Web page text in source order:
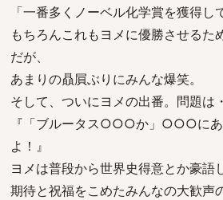
「一番多くノーベル化学賞を獲得し
もちろんこれもヨメに優勝させるた
だが、
あまりの贔屓ぶりにみんな爆笑。
そして、ついにヨメの出番。問題は
『「ブルータス○○○か」○○○にあ
よ！』
ヨメは普段から世界史得意とか豪語
期待と祝福をこめたみんなの大歓声